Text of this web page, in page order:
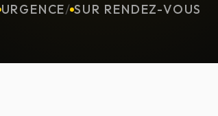
URGENCE/ SUR RENDEZ-VOUS